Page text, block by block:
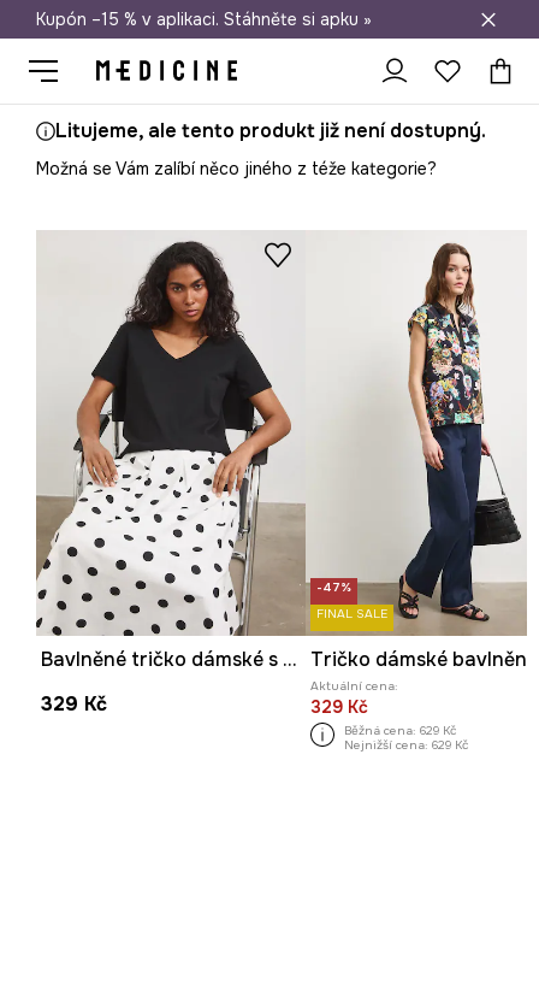
Doprava zdarma při nákupu nad 1 200 Kč
Kupón –15 % v aplikaci. Stáhněte si apku »
Litujeme, ale tento produkt již není dostupný.
Možná se Vám zalíbí něco jiného z téže kategorie?
Bavlněné tričko dámské s elastanem, bez vzoru černá barva
329 Kč
-47%
FINAL SALE
Aktuální cena:
329 Kč
Běžná cena: 629 Kč
Nejnižší cena: 629 Kč